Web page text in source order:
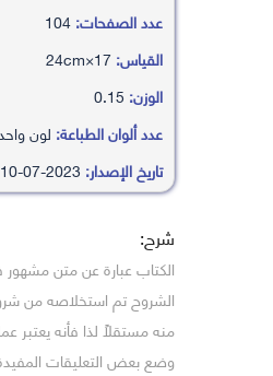
عدد الصفحات:
القياس:
الوزن:
عدد ألوان الطباعة: لون
تاريخ الإصدار:
شرح:
الكتاب عبارة عن متن مشهور
الشروح تم استخلاصه من
منه مستقلاً لذا فأنه يعتبر
وضع بعض التعليقات